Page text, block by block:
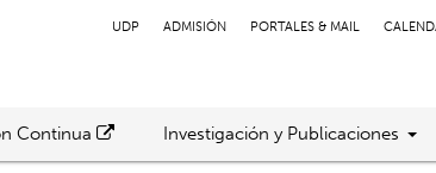
UDP ADMISIÓN PORTALES & MAIL
Continua Investigación y Publicaciones